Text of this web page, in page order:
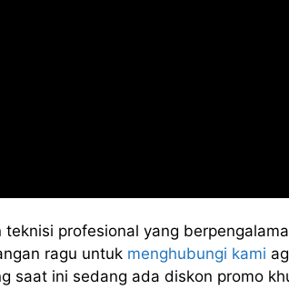
profesional yang
ragu untuk menghubungi kami
saat ini sedang ada diskon promo